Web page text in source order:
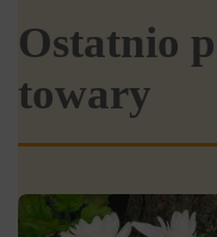
Ostatnio
towary